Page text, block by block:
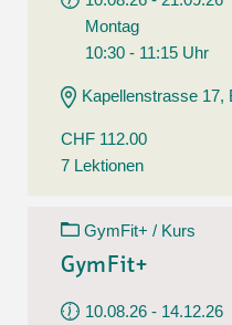
Montag
10:30 - 11:15 Uhr
Kapellenstrasse 17,
CHF 112.00
7 Lektionen
GymFit+ / Kurs
GymFit+
10.08.26 - 14.12.26